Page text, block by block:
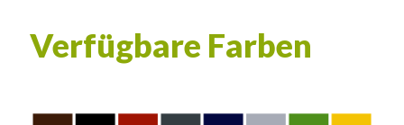
Verfügbare Farben